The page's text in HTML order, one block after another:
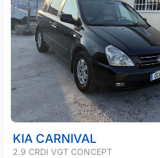
KIA CARNIVAL
2.9 CRDI VGT CONCEPT